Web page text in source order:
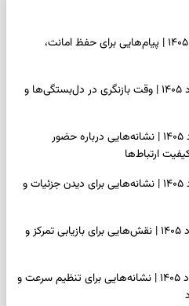
فال انبیا امروز پنجشنبه ۱۵ مرداد ۱۴۰۵ | پیام‌هایی برای حفظ امانت،
فال حافظ امروز پنج‌شنبه ۱۵ مرداد ۱۴۰۵ | وقت بازنگری در دل‌بستگی‌ها و
فال اسم امروز چهارشنبه ۱۴ مرداد ۱۴۰۵ | نشانه‌هایی درباره حضور
ارتباط‌ها
فال چای امروز چهارشنبه ۱۴ مرداد ۱۴۰۵ | نشانه‌هایی برای دیدن جزئیات و
فال قهوه امروز چهارشنبه ۱۴ مرداد ۱۴۰۵ | نقش‌هایی برای بازیابی تمرکز و
فال شمع امروز چهارشنبه ۱۴ مرداد ۱۴۰۵ | نشانه‌هایی برای تنظیم سرعت و